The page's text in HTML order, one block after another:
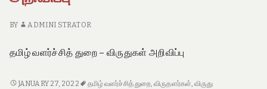
முதல்வர்
வழங்கினார்
BY ADMINI STRATOR
தமிழ் வளர்ச்சித் துறை – விருதுகள் அறிவிப்பு
தமிழ்JANUARY 27, 2022 தமிழ் வளர்ச்சித் துறை,விருதளர்கள்,விருது